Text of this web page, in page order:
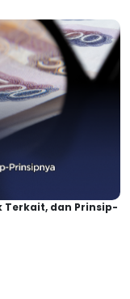
Terkait, dan Prinsip-